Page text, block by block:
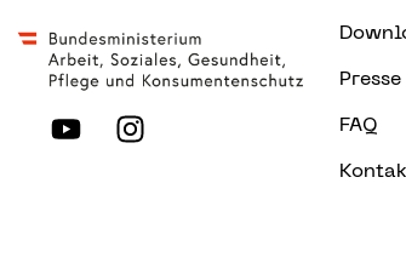
Presse
FAQ